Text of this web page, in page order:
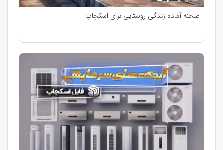
صحنه آماده زندگی روستایی برای اسکچاپ